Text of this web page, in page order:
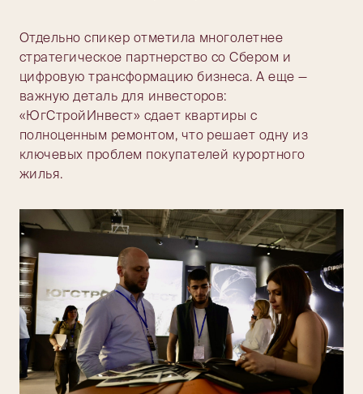
Отдельно спикер отметила многолетнее
стратегическое партнерство со Сбером и
цифровую трансформацию бизнеса. А еще —
важную деталь для инвесторов:
«ЮгСтройИнвест» сдает квартиры с
полноценным ремонтом, что решает одну из
ключевых проблем покупателей курортного
жилья.